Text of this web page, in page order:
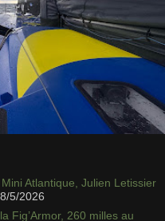
Atlantique, Julien Letissier
5/2026
Fig’Armor, 260 milles au